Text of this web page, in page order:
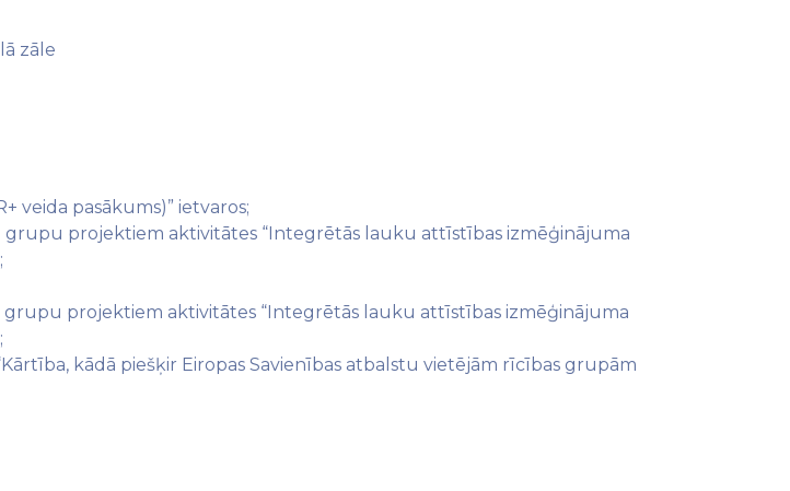
zāle
veida pasākums)” ietvaros;
projektiem aktivitātes “Integrētās lauku attīstības izmēģinājuma
projektiem aktivitātes “Integrētās lauku attīstības izmēģinājuma
kādā piešķir Eiropas Savienības atbalstu vietējām rīcības grupām